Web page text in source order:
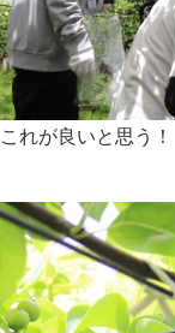
これが良いと思う！